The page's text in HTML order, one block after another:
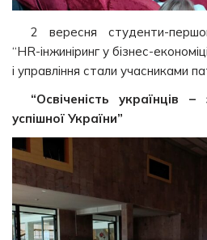
2 вересня студенти-
“HR-інжиніринг у бізнес-
і управління стали учасниками
“Освіченість українців
успішної України”